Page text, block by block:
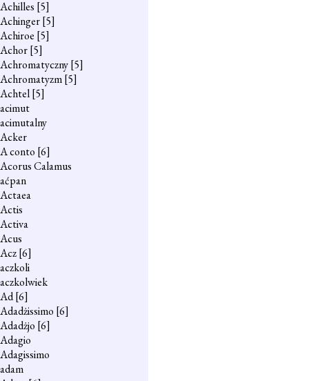
Achilles [5]
Achinger[5]
Achiroe [5]
Achor[5]
Achromatyczny[5]
Achromatyzm[5]
Achtel[5]
acimut
acimutalny
Acker
A conto [6]
Acorus Calamus
aćpan
Actaea
Actis
Activa
Acus
Acz[6]
aczkoli
aczkolwiek
Ad[6]
Adadżissimo [6]
Adadżjo [6]
Adagio
Adagissimo
adam